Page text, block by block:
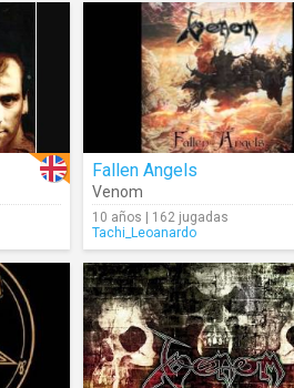
Fallen Angels
Venom
10 años | 162 jugadas
Tachi_Leoanardo